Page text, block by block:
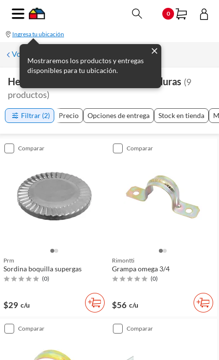
0
Ingresa tu ubicación
Mostraremos los productos y entregas
disponibles para tu ubicación.
Volver a Plomería
Herramientas De Plomería Y Soldaduras (9
productos)
Filtrar (2) Precio Opciones de entrega Stock en tienda
comparar
Prm
Sordina boquilla supergas
(0)
$29 c/u
comparar
Rimontti
Grampa omega 3/4
(0)
$56 c/u
comparar comparar